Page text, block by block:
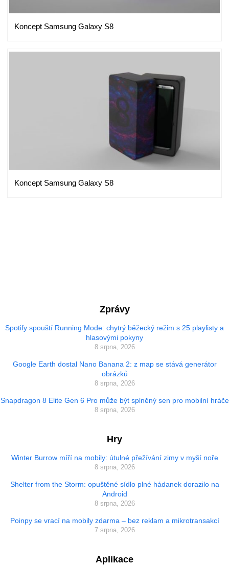
Koncept Samsung Galaxy S8
Koncept Samsung Galaxy S8
Zprávy
Spotify spouští Running Mode: chytrý běžecký režim s 25 playlisty a
hlasovými pokyny
8 srpna, 2026
Google Earth dostal Nano Banana 2: z map se stává generátor
obrázků
8 srpna, 2026
Snapdragon 8 Elite Gen 6 Pro může být splněný sen pro mobilní hráče
8 srpna, 2026
Hry
Winter Burrow míří na mobily: útulné přežívání zimy v myší noře
8 srpna, 2026
Shelter from the Storm: opuštěné sídlo plné hádanek dorazilo na
Android
8 srpna, 2026
Poinpy se vrací na mobily zdarma – bez reklam a mikrotransakcí
7 srpna, 2026
Aplikace